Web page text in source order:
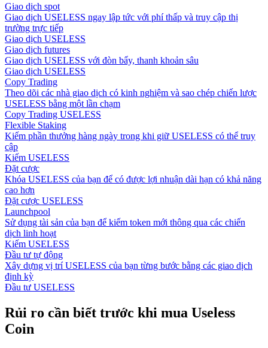
Giao dịch spot
Giao dịch USELESS ngay lập tức với phí thấp và truy cập thị
trường trực tiếp
Giao dịch USELESS
Giao dịch futures
Giao dịch USELESS với đòn bẩy, thanh khoản sâu
Giao dịch USELESS
Copy Trading
Theo dõi các nhà giao dịch có kinh nghiệm và sao chép chiến lược
USELESS bằng một lần chạm
Copy Trading USELESS
Flexible Staking
Kiếm phần thưởng hàng ngày trong khi giữ USELESS có thể truy
cập
Kiếm USELESS
Đặt cược
Khóa USELESS của bạn để có được lợi nhuận dài hạn có khả năng
cao hơn
Đặt cược USELESS
Launchpool
Sử dụng tài sản của bạn để kiếm token mới thông qua các chiến
dịch linh hoạt
Kiếm USELESS
Đầu tư tự động
Xây dựng vị trí USELESS của bạn từng bước bằng các giao dịch
định kỳ
Đầu tư USELESS
Rủi ro cần biết trước khi mua Useless
Coin